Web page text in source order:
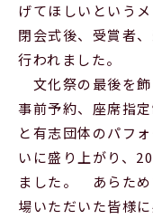
げてほしいという
閉会式後、受賞者
行われました。
文化祭の最後を
事前予約、座席指
と有志団体のパフ
いに盛り上がり、
ました。 あらため
場いただいた皆様